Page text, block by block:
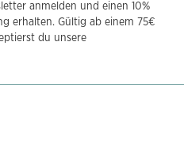
anmelden und einen 10%
erhalten. Gültig ab einem 75€
du unsere